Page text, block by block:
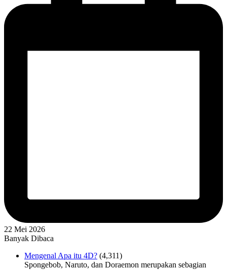
22 Mei 2026
Banyak Dibaca
Mengenal Apa itu 4D? (4,311)
Spongebob, Naruto, dan Doraemon merupakan sebagian